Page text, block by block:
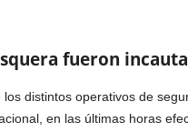
fueron
los distintos operativos de
en las últimas horas